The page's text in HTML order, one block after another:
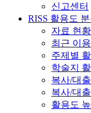
신고센터
RISS 활용도 분
자료 현
최근 이
주제별
학술지
복사/대
복사/대
활용도